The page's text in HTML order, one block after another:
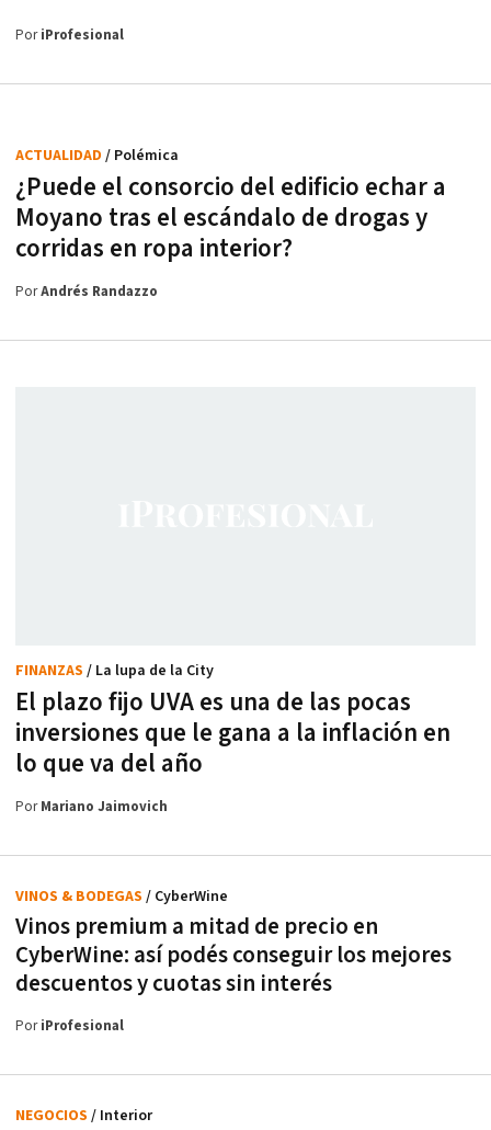
PoriProfesional
¿Puede el consorcio del edificio echar a
Moyano tras el escándalo de drogas y
corridas en ropa interior?
ACTUALIDAD / Polémica
PorAndrés Randazzo
El plazo fijo UVA es una de las pocas
inversiones que le gana a la inflación en
lo que va del año
FINANZAS / La lupa de la City
PorMariano Jaimovich
Vinos premium a mitad de precio en
CyberWine: así podés conseguir los mejores
descuentos y cuotas sin interés
VINOS & BODEGAS / CyberWine
PoriProfesional
NEGOCIOS / Interior